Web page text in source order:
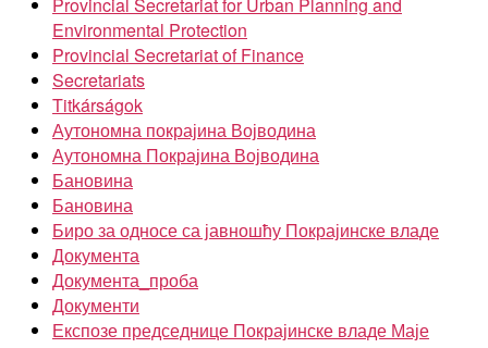
Environmental Protection
Provincial Secretariat of Finance
Secretariats
Titkárságok
Аутономна покрајина Војводина
Аутономна Покрајина Војводина
Бановина
Бановина
Биро за односе са јавношћу Покрајинске владе
Документа
Документа_проба
Документи
Експозе председнице Покрајинске владе Маје